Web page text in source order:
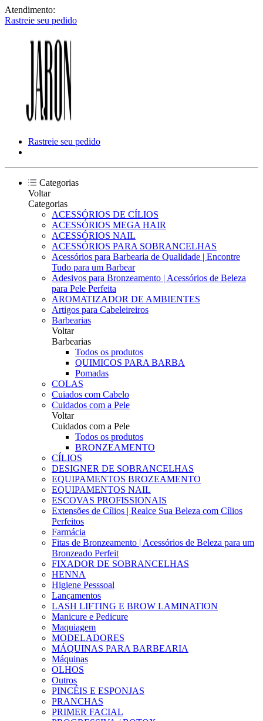
Atendimento:
Rastreie seu pedido
Rastreie seu pedido
Categorias
Voltar
Categorias
ACESSÓRIOS DE CÍLIOS
ACESSÓRIOS MEGA HAIR
ACESSÓRIOS NAIL
ACESSÓRIOS PARA SOBRANCELHAS
Acessórios para Barbearia de Qualidade | Encontre
Tudo para um Barbear
Adesivos para Bronzeamento | Acessórios de Beleza
para Pele Perfeita
AROMATIZADOR DE AMBIENTES
Artigos para Cabeleireiros
Barbearias
Voltar
Barbearias
Todos os produtos
QUIMICOS PARA BARBA
Pomadas
COLAS
Cuiados com Cabelo
Cuidados com a Pele
Voltar
Cuidados com a Pele
Todos os produtos
BRONZEAMENTO
CÍLIOS
DESIGNER DE SOBRANCELHAS
EQUIPAMENTOS BROZEAMENTO
EQUIPAMENTOS NAIL
ESCOVAS PROFISSIONAIS
Extensões de Cílios | Realce Sua Beleza com Cílios
Perfeitos
Farmácia
Fitas de Bronzeamento | Acessórios de Beleza para um
Bronzeado Perfeit
FIXADOR DE SOBRANCELHAS
HENNA
Higiene Pesssoal
Lançamentos
LASH LIFTING E BROW LAMINATION
Manicure e Pedicure
Maquiagem
MODELADORES
MÁQUINAS PARA BARBEARIA
Máquinas
OLHOS
Outros
PINCÉIS E ESPONJAS
PRANCHAS
PRIMER FACIAL